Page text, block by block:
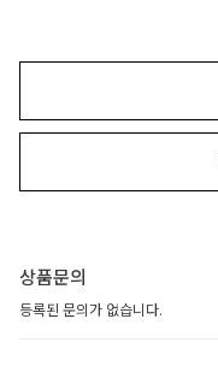
상품문의
등록된 문의가 없습니다.